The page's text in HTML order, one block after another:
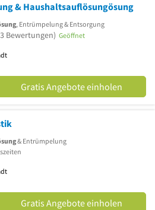
& Haushaltsauflösungösung
, Entrümpelung & Entsorgung
5 Sternen
Bewertungen) Geöffnet
Gratis Angebote einholen
& Entrümpelung
Gratis Angebote einholen